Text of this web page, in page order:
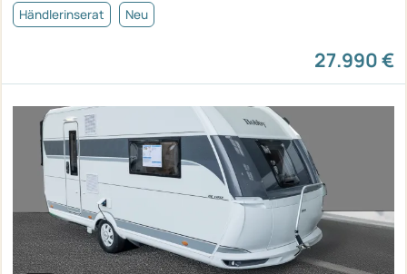
Händlerinserat Neu
27.990 €